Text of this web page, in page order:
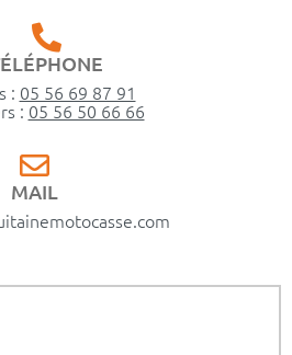
: 05 56 69 87 91
: 05 56 50 66 66
MAIL